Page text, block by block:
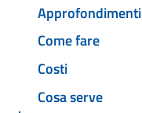
Approfondimenti
Come fare
Costi
Cosa serve